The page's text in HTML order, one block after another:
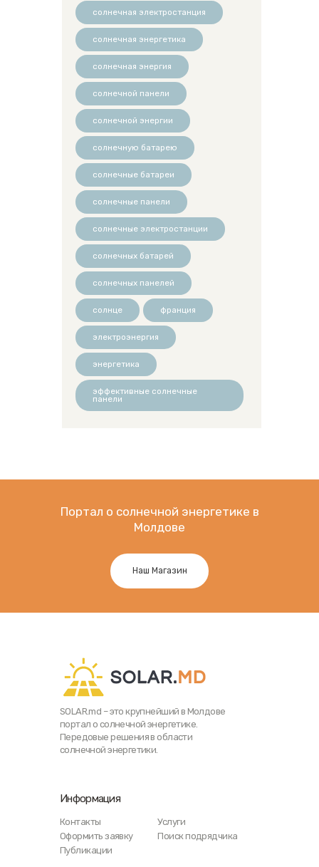
солнечная электростанция
солнечная энергетика
солнечная энергия
солнечной панели
солнечной энергии
солнечную батарею
солнечные батареи
солнечные панели
солнечные электростанции
солнечных батарей
солнечных панелей
солнце франция
электроэнергия
энергетика
эффективные солнечные
панели
Портал о солнечной энергетике в
Молдове
Наш Магазин
SOLAR.md – это крупнейший в Молдове
портал о солнечной энергетике.
Передовые решения в области
солнечной энергетики.
Информация
Контакты
Услуги
Оформить заявку
Поиск подрядчика
Публикации